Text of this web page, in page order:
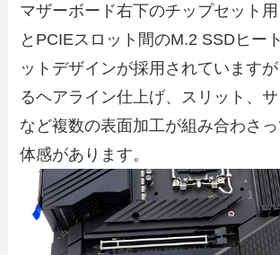
マザーボード右下のチップセット
とPCIEスロット間のM.2 SSDヒー
ットデザインが採用されています
るヘアライン仕上げ、スリット、
など複数の表面加工が組み合わさ
体感があります。